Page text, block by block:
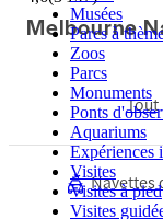
Musées
Parcs à
Zoos
Parcs
Monuments
Ponts
Aquariums
Expériences
Visites
Visites à pied
Visites
Melbourne
Tout
Navettes